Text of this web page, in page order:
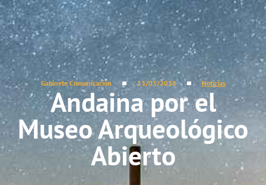
Gabinete Comunicación 13/03/2018 Noticias
Andaina por el
Museo Arqueológico
Abierto